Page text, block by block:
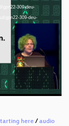
gpn22-309-deu-
gpn22-309-deu-
1080p (mp4)
1080p (webm)
576p (mp4)
576p (webm)
here/ audio